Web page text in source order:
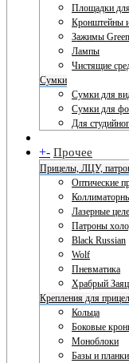
Площадки
Кронштейны
Зажимы
Лампы
Чистящие
Сумки
Сумки для
Сумки для
Для
+- Прочее
Прицелы, ЛЦУ,
Оптические
Лазерные
Патроны
Black Russian
Wolf
Пневматика
Храбрый Заяц
Крепления для
Кольца
Боковые
Моноблоки
Базы и планки